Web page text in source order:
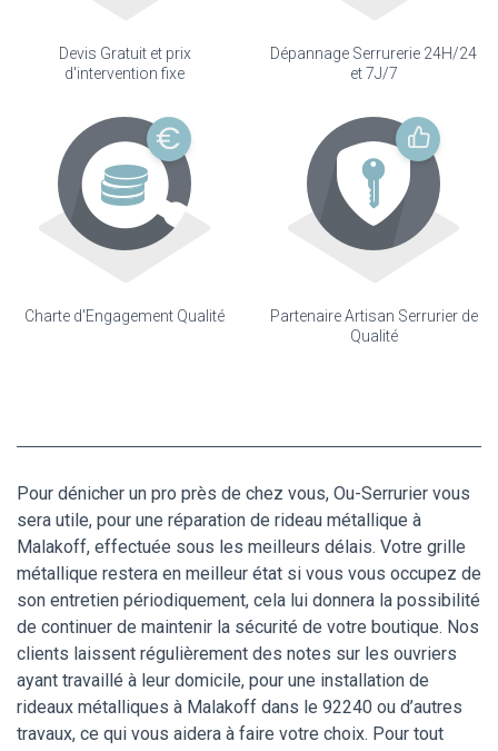
Devis Gratuit et prix
d'intervention fixe
Dépannage Serrurerie 24H/24
et 7J/7
Charte d'Engagement Qualité
Partenaire Artisan Serrurier de
Qualité
Pour dénicher un pro près de chez vous, Ou-Serrurier vous
sera utile, pour une réparation de rideau métallique à
Malakoff, effectuée sous les meilleurs délais. Votre grille
métallique restera en meilleur état si vous vous occupez de
son entretien périodiquement, cela lui donnera la possibilité
de continuer de maintenir la sécurité de votre boutique. Nos
clients laissent régulièrement des notes sur les ouvriers
ayant travaillé à leur domicile, pour une installation de
rideaux métalliques à Malakoff dans le 92240 ou d’autres
travaux, ce qui vous aidera à faire votre choix. Pour tout